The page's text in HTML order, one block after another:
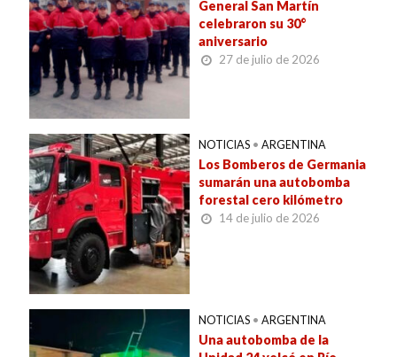
General San Martín
celebraron su 30°
aniversario
27 de julio de 2026
NOTICIAS • ARGENTINA
Los Bomberos de Germania
sumarán una autobomba
forestal cero kilómetro
14 de julio de 2026
NOTICIAS • ARGENTINA
Una autobomba de la